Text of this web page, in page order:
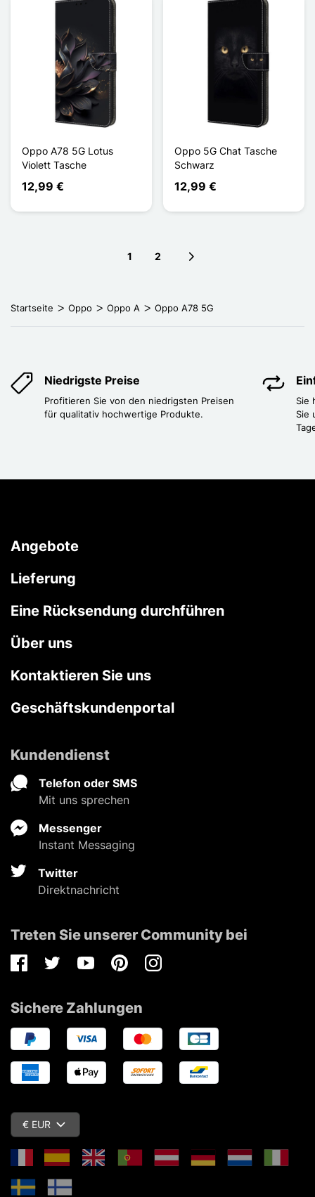
Oppo A78 5G Lotus
Violett Tasche
12,99 €
Oppo 5G Chat Tasche
Schwarz
12,99 €
1 2
Startseite Oppo Oppo A Oppo A78 5G
Niedrigste Preise
Profitieren Sie von den niedrigsten Preisen
für qualitativ hochwertige Produkte.
Sie
Sie
Angebote
Lieferung
Eine Rücksendung durchführen
Über uns
Kontaktieren Sie uns
Geschäftskundenportal
Kundendienst
Telefon oder SMS
Mit uns sprechen
Messenger
Instant Messaging
Twitter
Direktnachricht
Treten Sie unserer Community bei
FacebookTwitterYoutubePinterestInstagram
Sichere Zahlungen
€ EUR